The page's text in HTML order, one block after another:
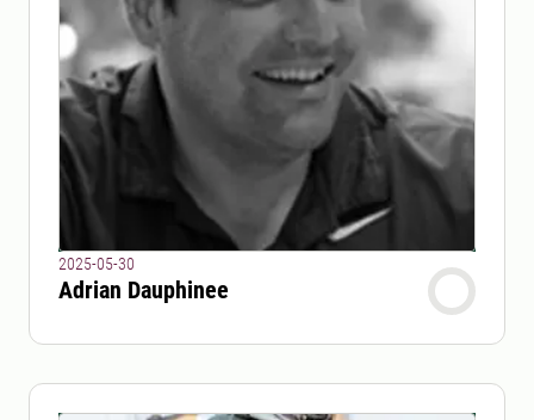
2025-05-30
Adrian Dauphinee